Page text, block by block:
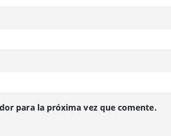
para la próxima vez que comente.